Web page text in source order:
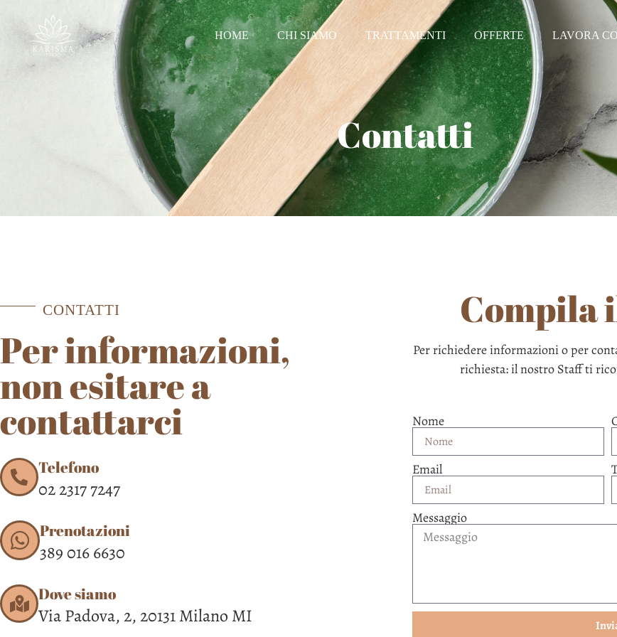
HOME CHI SIAMO TRATTAMENTI OFFERTE LAVORA
Contatti
CONTATTI
Per informazioni,
non esitare a
contattarci
Telefono
02 2317 7247
Prenotazioni
389 016 6630
Dove siamo
Via Padova, 2, 20131 Milano MI
Compila
Per richiedere informazioni o per
richiesta: il nostro Staff ti
Nome
Email
Messaggio